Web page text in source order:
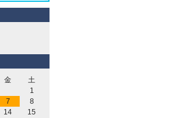
金
土
1
7
8
14
15